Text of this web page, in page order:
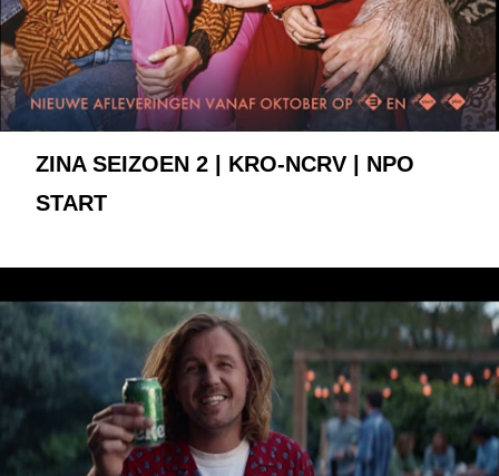
ZINA SEIZOEN 2 | KRO-NCRV | NPO
START